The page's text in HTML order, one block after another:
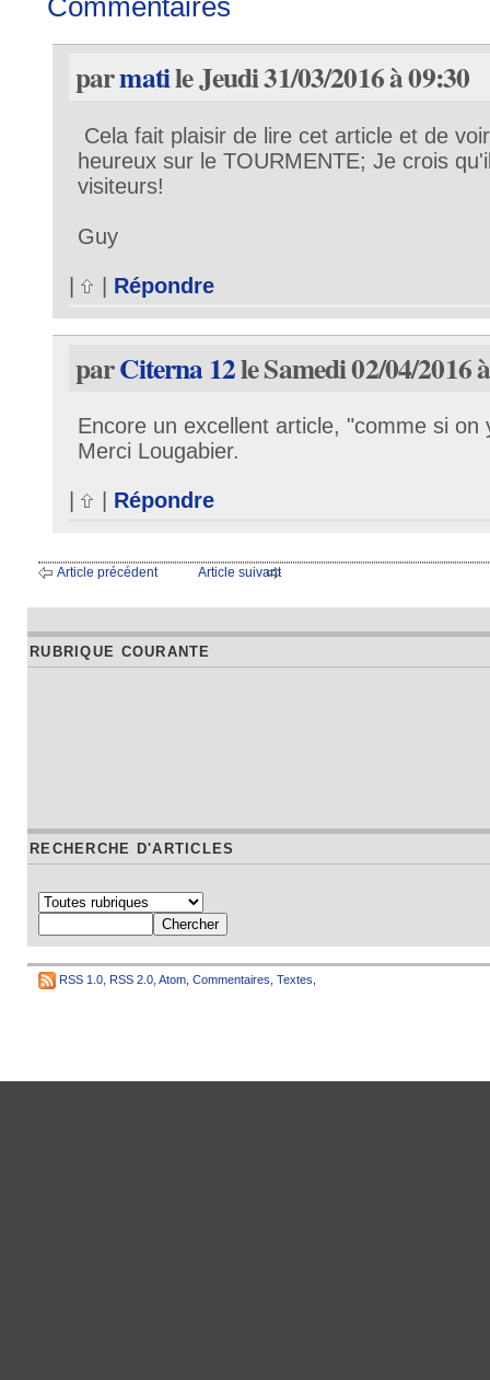
Commentaires
parmatile Jeudi 31/03/2016 à 09:30
Cela fait plaisir de lire cet article et de
heureux sur le TOURMENTE; Je crois
visiteurs!
Guy
| | Répondre
parCiterna 12le Samedi 02/04/2016
Encore un excellent article, "comme si on
Merci Lougabier.
Répondre
Article précédent Article suivant
RUBRIQUE COURANTE
RECHERCHE D'ARTICLES
RSS 1.0 RSS 2.0 Atom Commentaires Textes